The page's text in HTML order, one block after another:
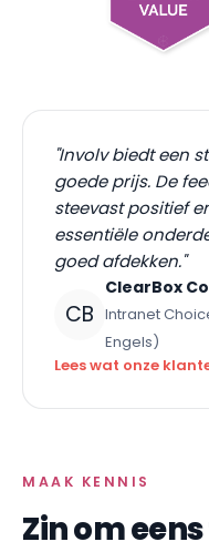
"Involv biedt een
goede prijs. De
steevast positief
essentiële
goed afdekken."
CB
ClearBox
Intranet
Engels)
Lees wat onze
MAAK KENNIS
Zin om